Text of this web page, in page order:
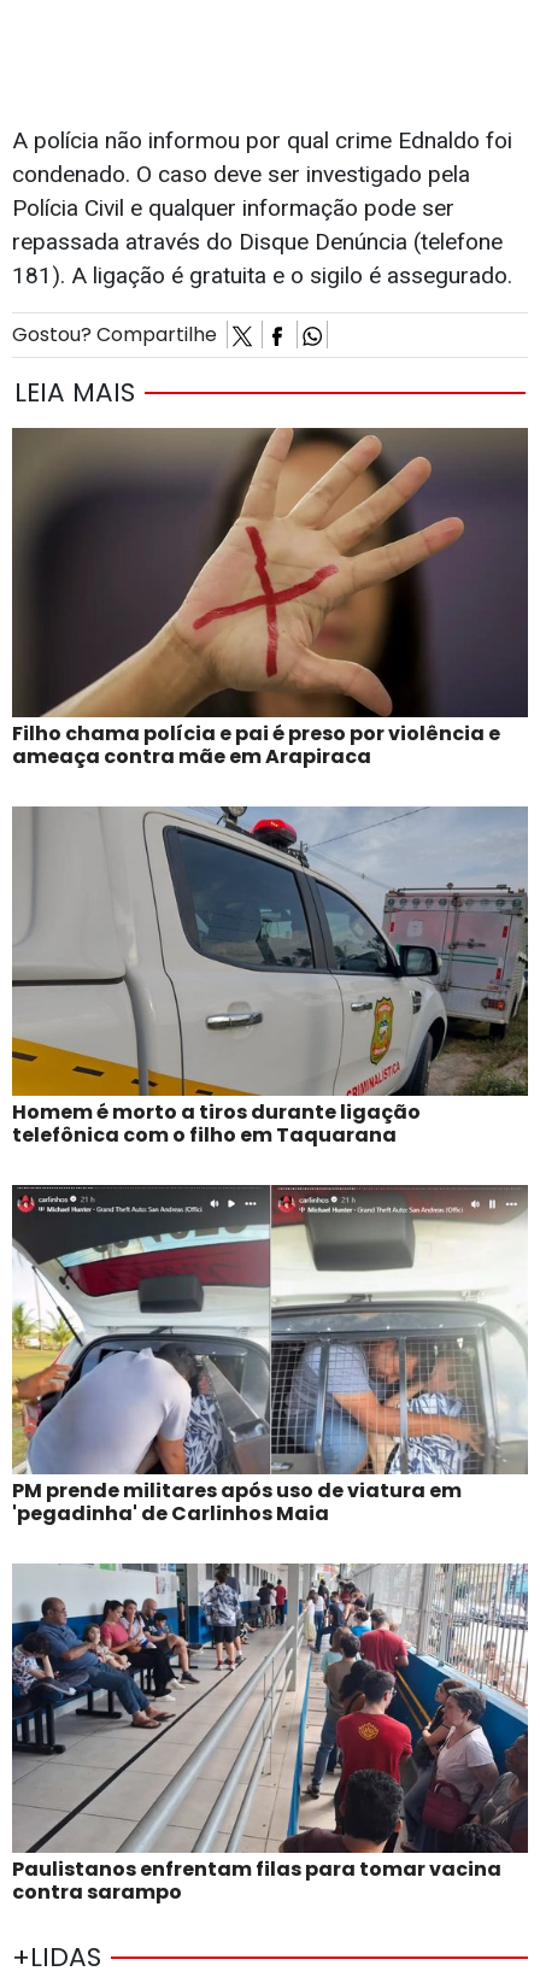
A polícia não informou por qual crime Ednaldo foi
condenado. O caso deve ser investigado pela
Polícia Civil e qualquer informação pode ser
repassada através do Disque Denúncia (telefone
181). A ligação é gratuita e o sigilo é assegurado.
Gostou? Compartilhe
LEIA MAIS
Filho chama polícia e pai é preso por violência e
ameaça contra mãe em Arapiraca
Homem é morto a tiros durante ligação
telefônica com o filho em Taquarana
PM prende militares após uso de viatura em
'pegadinha' de Carlinhos Maia
Paulistanos enfrentam filas para tomar vacina
contra sarampo
+LIDAS